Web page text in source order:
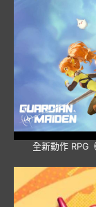
全新動作 RPG